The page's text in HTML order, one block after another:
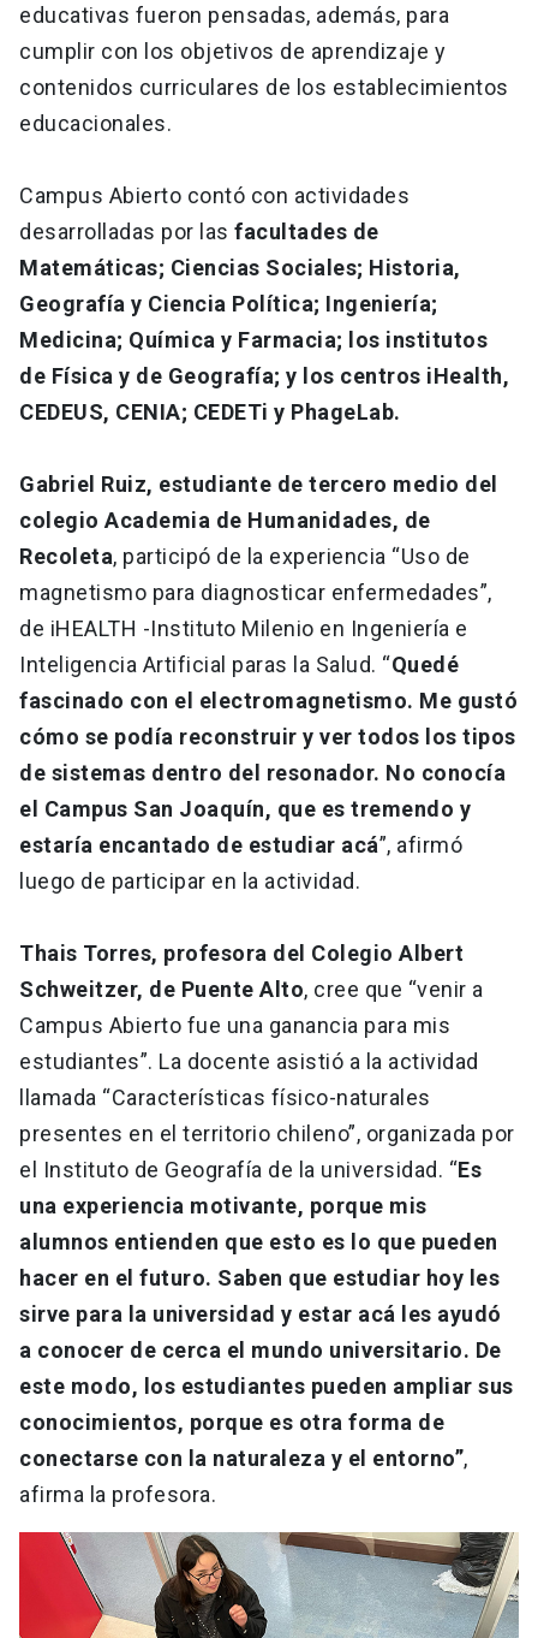
educativas fueron pensadas, además, para
cumplir con los objetivos de aprendizaje y
contenidos curriculares de los establecimientos
educacionales.
Campus Abierto contó con actividades
desarrolladas por las facultades de
Matemáticas; Ciencias Sociales; Historia,
Geografía y Ciencia Política; Ingeniería;
Medicina; Química y Farmacia; los institutos
de Física y de Geografía; y los centros iHealth,
CEDEUS, CENIA; CEDETi y PhageLab.
Gabriel Ruiz, estudiante de tercero medio del
colegio Academia de Humanidades, de
Recoleta, participó de la experiencia “Uso de
magnetismo para diagnosticar enfermedades”,
de iHEALTH -Instituto Milenio en Ingeniería e
Inteligencia Artificial paras la Salud. “Quedé
fascinado con el electromagnetismo. Me gustó
cómo se podía reconstruir y ver todos los tipos
de sistemas dentro del resonador. No conocía
el Campus San Joaquín, que es tremendo y
estaría encantado de estudiar acá”, afirmó
luego de participar en la actividad.
Thais Torres, profesora del Colegio Albert
Schweitzer, de Puente Alto, cree que “venir a
Campus Abierto fue una ganancia para mis
estudiantes”. La docente asistió a la actividad
llamada “Características físico-naturales
presentes en el territorio chileno”, organizada por
el Instituto de Geografía de la universidad. “Es
una experiencia motivante, porque mis
alumnos entienden que esto es lo que pueden
hacer en el futuro. Saben que estudiar hoy les
sirve para la universidad y estar acá les ayudó
a conocer de cerca el mundo universitario. De
este modo, los estudiantes pueden ampliar sus
conocimientos, porque es otra forma de
conectarse con la naturaleza y el entorno”,
afirma la profesora.